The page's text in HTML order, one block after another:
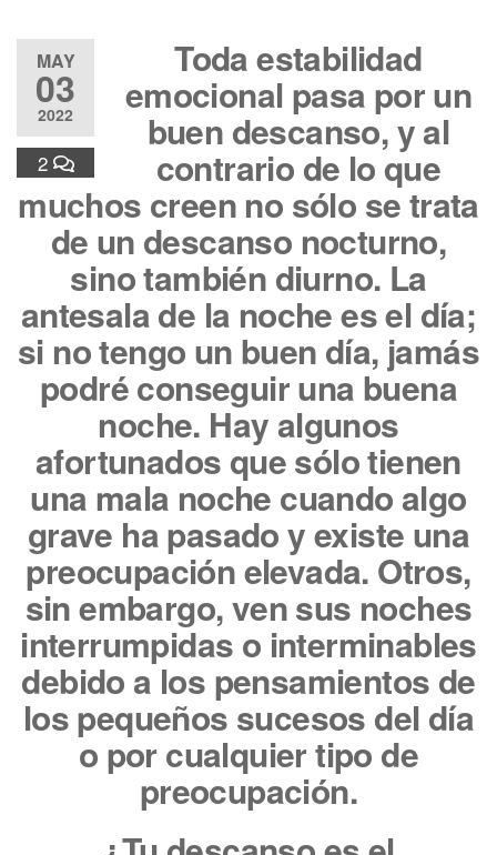
MAY
03
2022
2
Toda estabilidad
emocional pasa por un
buen descanso, y al
contrario de lo que
muchos creen no sólo se trata
de un descanso nocturno,
sino también diurno. La
antesala de la noche es el día;
si no tengo un buen día, jamás
podré conseguir una buena
noche. Hay algunos
afortunados que sólo tienen
una mala noche cuando algo
grave ha pasado y existe una
preocupación elevada. Otros,
sin embargo, ven sus noches
interrumpidas o interminables
debido a los pensamientos de
los pequeños sucesos del día
o por cualquier tipo de
preocupación.